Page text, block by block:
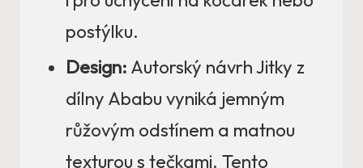
postýlku.
Design: Autorský návrh Jitky z
dílny Ababu vyniká jemným
růžovým odstínem a matnou
texturou s tečkami. Tento